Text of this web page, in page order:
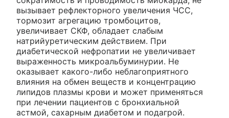
вызывает рефлекторного увеличения ЧСС,
тормозит агрегацию тромбоцитов,
увеличивает СКФ, обладает слабым
натрийуретическим действием. При
диабетической нефропатии не увеличивает
выраженность микроальбуминурии. Не
оказывает какого-либо неблагоприятного
влияния на обмен веществ и концентрацию
липидов плазмы крови и может применяться
при лечении пациентов с бронхиальной
астмой, сахарным диабетом и подагрой.